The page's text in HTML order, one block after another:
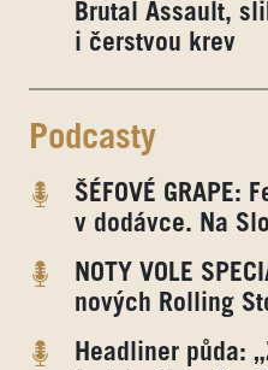
Brutal Assault,
i čerstvou krev
Podcasty
ŠÉFOVÉ
v dodávce. Na
NOTY VOLE
nových Rolling
Headliner půda: